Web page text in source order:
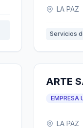
LA PAZ
Servicios
ARTE
EMPRESA
LA PAZ